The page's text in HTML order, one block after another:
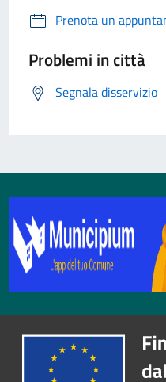
Prenota un
Problemi in città
Segnala disservizio